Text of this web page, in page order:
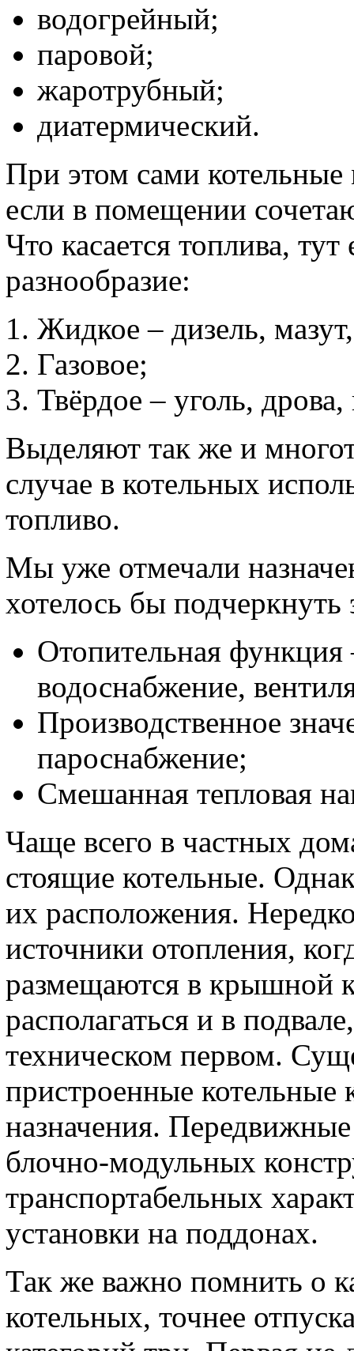
водогрейный;
паровой;
жаротрубный;
диатермический.
При этом сами
если в помещении
Что касается топлива,
разнообразие:
Жидкое – дизель,
Газовое;
Твёрдое – уголь, дрова,
Выделяют так же и
случае в котельных
топливо.
Мы уже отмечали
хотелось бы подчеркнуть
Отопительная функция
водоснабжение,
Производственное
пароснабжение;
Смешанная тепловая
Чаще всего в частных
стоящие котельные.
их расположения.
источники отопления,
размещаются в крышной
располагаться и в
техническом первом.
пристроенные котельные
назначения.
блочно-модульных
транспортабельных
установки на поддонах.
Так же важно помнить о
котельных, точнее